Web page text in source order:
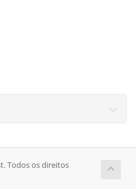
Todos os direitos